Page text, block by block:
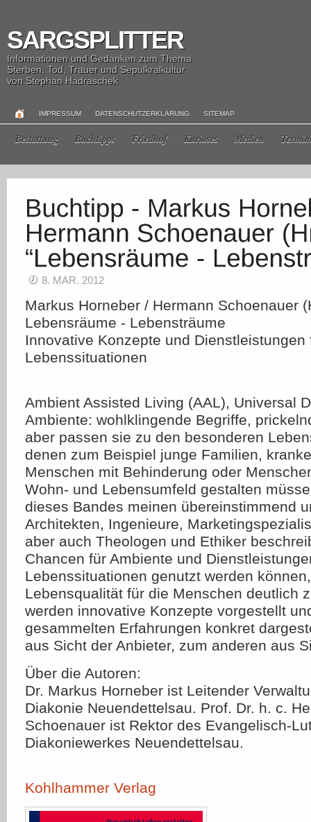
SARGSPLITTER
Informationen und Gedanken zum Thema
Sterben, Tod, Trauer und Sepulkralkultur
von Stephan Hadraschek
IMPRESSUM DATENSCHUTZERKLÄRUNG SITEMAP
Bestattung Buchtipps Friedhof Kurioses Medien
8. MAR. 2012
Markus Horneber / Hermann Schoenauer
Lebensräume - Lebensträume
Innovative Konzepte und Dienstleistungen
Lebenssituationen
Ambient Assisted Living (AAL), Universal
Ambiente: wohlklingende Begriffe,
aber passen sie zu den besonderen
denen zum Beispiel junge Familien,
Menschen mit Behinderung oder
Wohn- und Lebensumfeld gestalten
dieses Bandes meinen übereinstimmend
Architekten, Ingenieure,
aber auch Theologen und Ethiker
Chancen für Ambiente und
Lebenssituationen genutzt werden
Lebensqualität für die Menschen deutlich
werden innovative Konzepte vorgestellt
gesammelten Erfahrungen konkret
aus Sicht der Anbieter, zum anderen aus
Über die Autoren:
Dr. Markus Horneber ist Leitender
Diakonie Neuendettelsau. Prof. Dr. h. c.
Schoenauer ist Rektor des Evangelisch-
Diakoniewerkes Neuendettelsau.
Kohlhammer Verlag